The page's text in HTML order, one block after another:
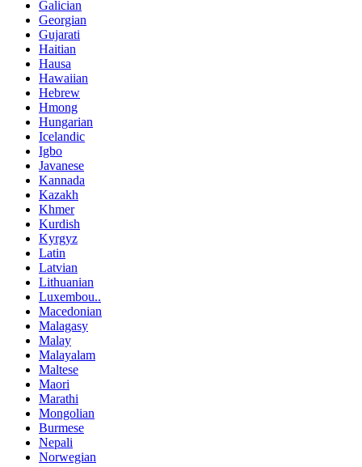
Galician
Georgian
Gujarati
Haitian
Hausa
Hawaiian
Hebrew
Hmong
Hungarian
Icelandic
Igbo
Javanese
Kannada
Kazakh
Khmer
Kurdish
Kyrgyz
Latin
Latvian
Lithuanian
Luxembou..
Macedonian
Malagasy
Malay
Malayalam
Maltese
Maori
Marathi
Mongolian
Burmese
Nepali
Norwegian